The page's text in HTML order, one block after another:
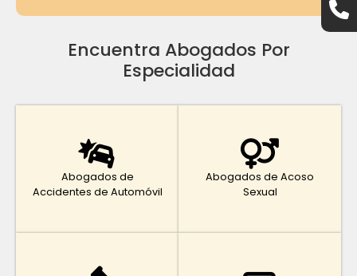
Encuentra Abogados Por
Especialidad
Abogados de
Accidentes de Automóvil
Abogados de Acoso
Sexual